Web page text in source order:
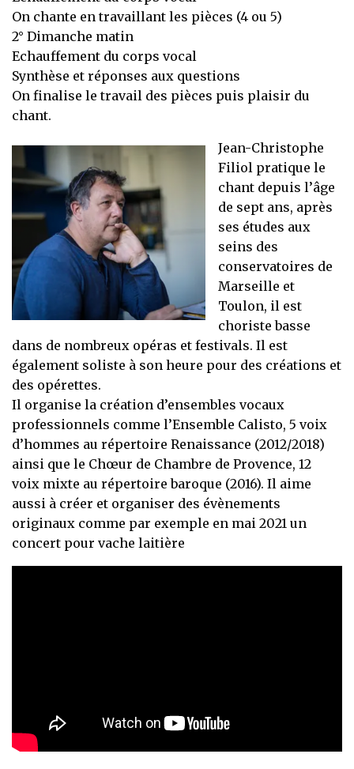
On chante en travaillant les pièces (4 ou 5)
2° Dimanche matin
Echauffement du corps vocal
Synthèse et réponses aux questions
On finalise le travail des pièces puis plaisir du
chant.
Jean-Christophe
Filiol pratique le
chant depuis l’âge
de sept ans, après
ses études aux
seins des
conservatoires de
Marseille et
Toulon, il est
choriste basse
dans de nombreux opéras et festivals. Il est
également soliste à son heure pour des créations et
des opérettes.
Il organise la création d’ensembles vocaux
professionnels comme l’Ensemble Calisto, 5 voix
d’hommes au répertoire Renaissance (2012/2018)
ainsi que le Chœur de Chambre de Provence, 12
voix mixte au répertoire baroque (2016). Il aime
aussi à créer et organiser des évènements
originaux comme par exemple en mai 2021 un
concert pour vache laitière